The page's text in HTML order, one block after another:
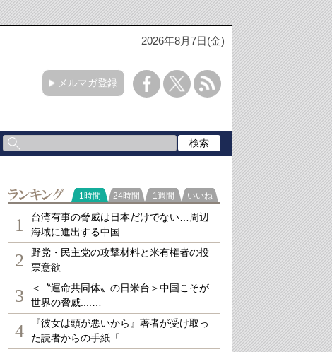
2026年8月7日(金)
メルマガ登録
ランキング
1時間 24時間 1週間 いいね
1
台湾有事の脅威は日本だけでない…周辺
海域に進出する中国…
2
野党・民主党の攻撃材料と米有権者の投
票意欲
3
＜〝運命共同体〟の日米台＞中国こそが
世界の脅威....…
4
『彼女は頭が悪いから』著者が受け取っ
た読者からの手紙「…